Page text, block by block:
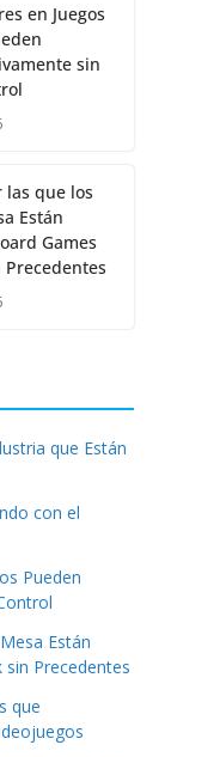
en Juegos
sin
las que los
Están
Games
Precedentes
que Están
con el
Pueden
Están
Precedentes
que